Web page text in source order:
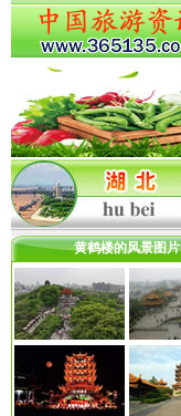
黄鹤楼的风景图片